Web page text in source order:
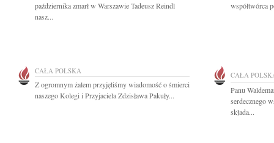
października zmarł w Warszawie Tadeusz Reindl
nasz...
współtwórca
CAŁA POLSKA
Z ogromnym żalem przyjęliśmy wiadomość o śmierci
naszego Kolegi i Przyjaciela Zdzisława Pakuły...
CAŁA
Panu
serdecznego
składa...